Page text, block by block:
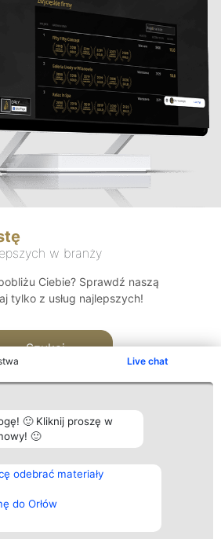
Live chat
🙂 Kliknij proszę w
🙂
odebrać materiały
do Orłów
w branży
Ciebie? Sprawdź naszą
tylko z usług najlepszych!
Szukaj
Plebiscyt
Laureaci
wszystkich
Laureatów
Regulamin
Kontakt
Kontakt